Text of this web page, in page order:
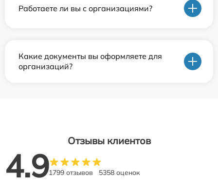
Работаете ли вы с организациями?
Какие документы вы оформляете для
организаций?
Отзывы клиентов
4.91799 отзывов 5358 оценок